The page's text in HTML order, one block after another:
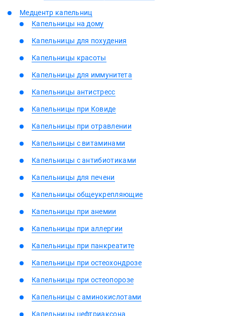
Медцентр капельниц
Капельницы на дому
Капельницы для похудения
Капельницы красоты
Капельницы для иммунитета
Капельницы антистресс
Капельницы при Ковиде
Капельницы при отравлении
Капельницы с витаминами
Капельницы с антибиотиками
Капельницы для печени
Капельницы общеукрепляющие
Капельницы при анемии
Капельницы при аллергии
Капельницы при панкреатите
Капельницы при остеохондрозе
Капельницы при остеопорозе
Капельницы с аминокислотами
Капельницы цефтриаксона